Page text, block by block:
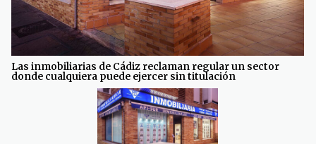
Las inmobiliarias de Cádiz reclaman regular un sector
donde cualquiera puede ejercer sin titulación